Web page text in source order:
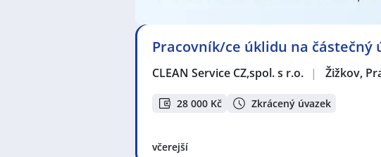
Pracovník/ce úklidu na částečný
CLEAN Service CZ,spol. s r.o. | Žižkov,
28 000 Kč Zkrácený úvazek
včerejší